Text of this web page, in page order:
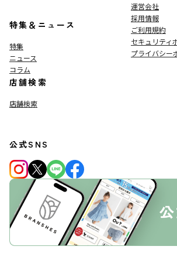
特集＆ニュース
特集
ニュース
コラム
店舗検索
店舗検索
運営会社
採用情報
ご利用規約
セキュリティ
プライバシー
公式SNS